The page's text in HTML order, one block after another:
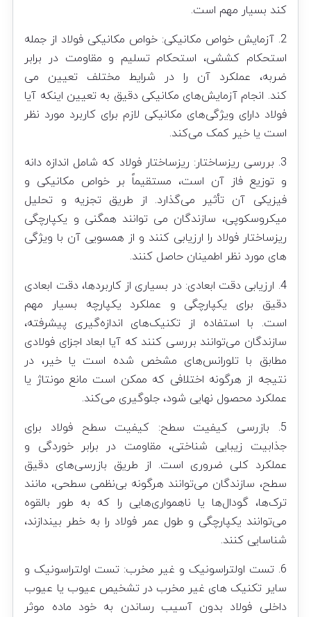
کند بسیار مهم است.
2. آزمایش خواص مکانیکی: خواص مکانیکی فولاد از جمله
استحکام کششی، استحکام تسلیم و مقاومت در برابر
ضربه، عملکرد آن را در شرایط مختلف تعیین می
کند. انجام آزمایش‌های مکانیکی دقیق به تعیین اینکه آیا
فولاد دارای ویژگی‌های مکانیکی لازم برای کاربرد مورد نظر
است یا خیر کمک می‌کند.
3. بررسی ریزساختار: ریزساختار فولاد که شامل اندازه دانه
و توزیع فاز آن است، مستقیماً بر خواص مکانیکی و
فیزیکی آن تأثیر می‌گذارد. از طریق تجزیه و تحلیل
میکروسکوپی، سازندگان می توانند همگنی و یکپارچگی
ریزساختار فولاد را ارزیابی کنند و از همسویی آن با ویژگی
های مورد نظر اطمینان حاصل کنند.
4. ارزیابی دقت ابعادی: در بسیاری از کاربردها، دقت ابعادی
دقیق برای یکپارچگی و عملکرد یکپارچه بسیار مهم
است. با استفاده از تکنیک‌های اندازه‌گیری پیشرفته،
سازندگان می‌توانند بررسی کنند که آیا ابعاد اجزای فولادی
مطابق با تلورانس‌های مشخص شده است یا خیر، در
نتیجه از هرگونه اختلافی که ممکن است مانع مونتاژ یا
عملکرد محصول نهایی شود، جلوگیری می‌کند.
5. بازرسی کیفیت سطح: کیفیت سطح فولاد برای
جذابیت زیبایی شناختی، مقاومت در برابر خوردگی و
عملکرد کلی ضروری است. از طریق بازرسی‌های دقیق
سطح، سازندگان می‌توانند هرگونه بی‌نظمی سطحی، مانند
ترک‌ها، گودال‌ها یا ناهمواری‌هایی را که به طور بالقوه
می‌توانند یکپارچگی و طول عمر فولاد را به خطر بیندازند،
شناسایی کنند.
6. تست اولتراسونیک و غیر مخرب: تست اولتراسونیک و
سایر تکنیک های غیر مخرب در تشخیص عیوب یا عیوب
داخلی فولاد بدون آسیب رساندن به خود ماده موثر